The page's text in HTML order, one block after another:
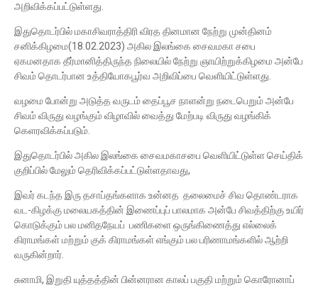
அறிவிக்கப்பட்டுள்ளது.
இதுதொடர்பில் மகாசிவராத்திரி விரத தினமான நேற்று முன்தினம்
சனிக்கிழமை(18.02.2023) அகில இலங்கை சைவமகா சபை
ஏகமனதாக தீர்மானித்திருந்த நிலையில் நேற்று ஞாயிற்றுக்கிழமை அன்பே
சிவம் தொடர்பான உத்தியோகபூர்வ அறிவிப்பை வெளியிட்டுள்ளது.
வழமை போன்று அடுத்த வருடம் தைப்பூச நாளன்று நடைபெறும் அன்பே
சிவம் விருது வழங்கும் விழாவில் வைத்து மேற்படி விருது வழங்கிக்
கெளரவிக்கப்படும்.
இதுதொடர்பில் அகில இலங்கை சைவமகாசபை வெளியிட்டுள்ள செய்திக்
குறிப்பில் மேலும் தெரிவிக்கப்பட்டுள்ளதாவது,
இவர் கடந்த இரு தசாப்தங்களாக உன்னத தலைமைச் சிவ தொண்டராக
வட-கிழக்கு மலையகத்தின் இணைப்புப் பாலமாக அன்பே சிவத்திற்கு உயிர்
கொடுக்கும் பல மனிதநேயப் பணிகளை ஒருங்கிணைத்து எல்லைக்
கிராமங்கள் மற்றும் குக் கிராமங்கள் எங்கும் பல பரிணாமங்களில் ஆற்றி
வருகின்றார்.
சுனாமி, இறுதி யுத்தத்தின் பின்னரான காலப் பகுதி மற்றும் கொரோனாப்